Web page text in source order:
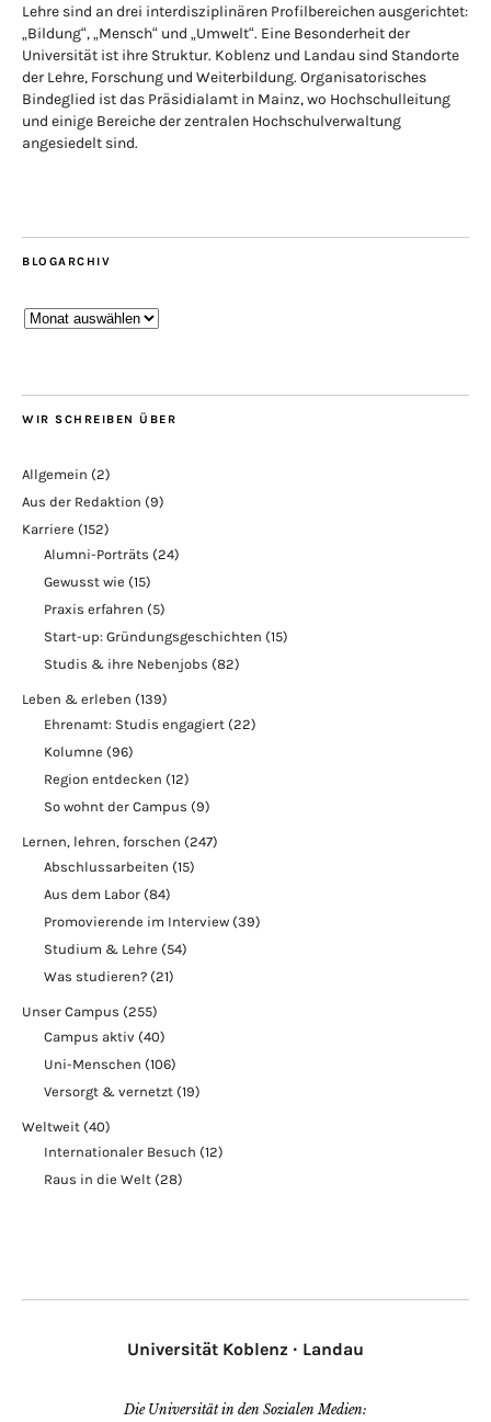
Lehre sind an drei interdisziplinären Profilbereichen ausgerichtet:
„Bildung“, „Mensch“ und „Umwelt“. Eine Besonderheit der
Universität ist ihre Struktur. Koblenz und Landau sind Standorte
der Lehre, Forschung und Weiterbildung. Organisatorisches
Bindeglied ist das Präsidialamt in Mainz, wo Hochschulleitung
und einige Bereiche der zentralen Hochschulverwaltung
angesiedelt sind.
BLOGARCHIV
Blogarchiv
WIR SCHREIBEN ÜBER
Allgemein (2)
Aus der Redaktion (9)
Karriere (152)
Alumni-Porträts (24)
Gewusst wie (15)
Praxis erfahren (5)
Start-up: Gründungsgeschichten (15)
Studis & ihre Nebenjobs (82)
Leben & erleben (139)
Ehrenamt: Studis engagiert (22)
Kolumne (96)
Region entdecken (12)
So wohnt der Campus (9)
Lernen, lehren, forschen (247)
Abschlussarbeiten (15)
Aus dem Labor (84)
Promovierende im Interview (39)
Studium & Lehre (54)
Was studieren? (21)
Unser Campus (255)
Campus aktiv (40)
Uni-Menschen (106)
Versorgt & vernetzt (19)
Weltweit (40)
Internationaler Besuch (12)
Raus in die Welt (28)
Universität Koblenz · Landau
Die Universität in den Sozialen Medien: